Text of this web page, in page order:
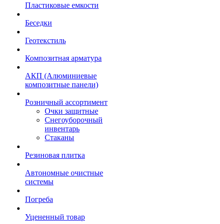
Пластиковые емкости
Беседки
Геотекстиль
Композитная арматура
АКП (Алюминиевые
композитные панели)
Розничный ассортимент
Очки защитные
Снегоуборочный
инвентарь
Стаканы
Резиновая плитка
Автономные очистные
системы
Погреба
Уцененный товар